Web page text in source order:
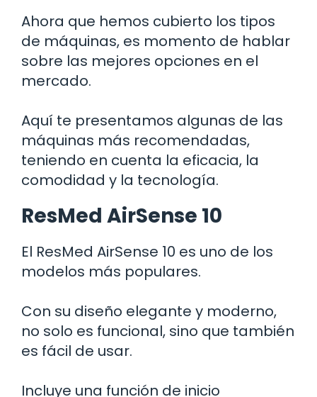
Ahora que hemos cubierto los tipos
de máquinas, es momento de hablar
sobre las mejores opciones en el
mercado.
Aquí te presentamos algunas de las
máquinas más recomendadas,
teniendo en cuenta la eficacia, la
comodidad y la tecnología.
ResMed AirSense 10
El ResMed AirSense 10 es uno de los
modelos más populares.
Con su diseño elegante y moderno,
no solo es funcional, sino que también
es fácil de usar.
Incluye una función de inicio